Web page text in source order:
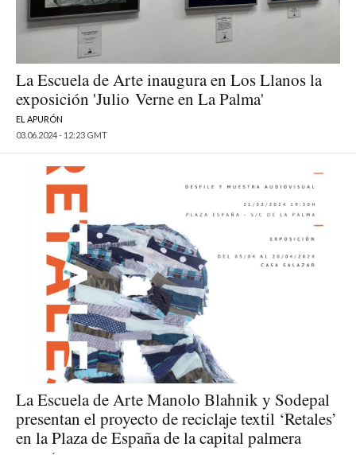
La Escuela de Arte inaugura en Los Llanos la
exposición 'Julio Verne en La Palma'
EL APURÓN
03.06.2024 - 12:23 GMT
La Escuela de Arte Manolo Blahnik y Sodepal
presentan el proyecto de reciclaje textil ‘Retales’
en la Plaza de España de la capital palmera